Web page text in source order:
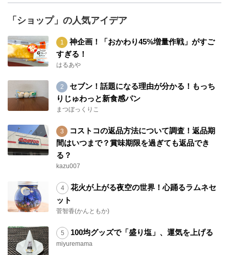
「ショップ」の人気アイデア
神企画！「おかわり45%増量作戦」がすご
すぎる！
はるあや
セブン！話題になる理由が分かる！もっち
りじゅわっと新食感パン
まつぼっくりこ
コストコの返品方法について調査！返品期
間はいつまで？賞味期限を過ぎても返品でき
る？
kazu007
花火が上がる夜空の世界！心踊るラムネセ
ット
菅智香(かんともか)
100均グッズで「盛り塩」、運気を上げる
miyuremama